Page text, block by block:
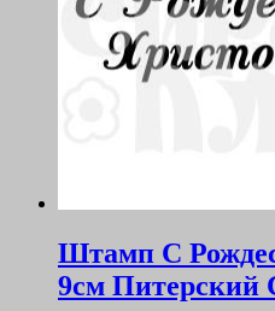
Штамп С
9см Питерский